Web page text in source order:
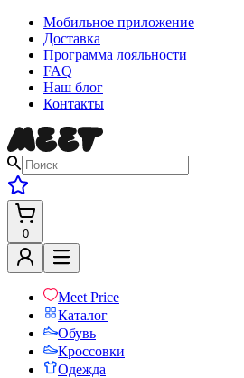
Мобильное приложение
Доставка
Программа лояльности
FAQ
Наш блог
Контакты
0
Meet Price
Каталог
Обувь
Кроссовки
Одежда